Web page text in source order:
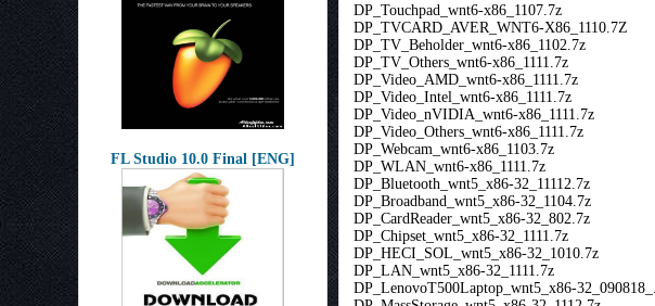
FL Studio 10.0 Final [ENG]
DP_Touchpad_wnt6-x86_1107.7z
DP_TVCARD_AVER_WNT6-X86_1110.7Z
DP_TV_Beholder_wnt6-x86_1102.7z
DP_TV_Others_wnt6-x86_1111.7z
DP_Video_AMD_wnt6-x86_1111.7z
DP_Video_Intel_wnt6-x86_1111.7z
DP_Video_nVIDIA_wnt6-x86_1111.7z
DP_Video_Others_wnt6-x86_1111.7z
DP_Webcam_wnt6-x86_1103.7z
DP_WLAN_wnt6-x86_1111.7z
DP_Bluetooth_wnt5_x86-32_11112.7z
DP_Broadband_wnt5_x86-32_1104.7z
DP_CardReader_wnt5_x86-32_802.7z
DP_Chipset_wnt5_x86-32_1111.7z
DP_HECI_SOL_wnt5_x86-32_1010.7z
DP_LAN_wnt5_x86-32_1111.7z
DP_LenovoT500Laptop_wnt5_x86-